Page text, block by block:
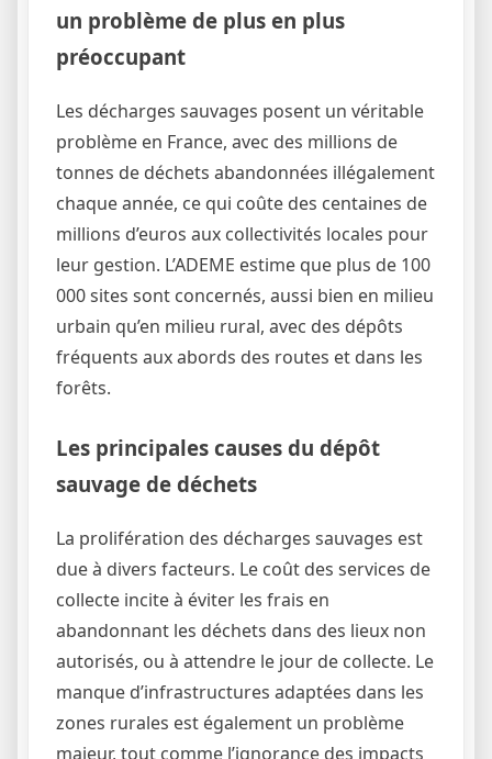
un problème de plus en plus
préoccupant
Les décharges sauvages posent un véritable
problème en France, avec des millions de
tonnes de déchets abandonnées illégalement
chaque année, ce qui coûte des centaines de
millions d’euros aux collectivités locales pour
leur gestion. L’ADEME estime que plus de 100
000 sites sont concernés, aussi bien en milieu
urbain qu’en milieu rural, avec des dépôts
fréquents aux abords des routes et dans les
forêts.
Les principales causes du dépôt
sauvage de déchets
La prolifération des décharges sauvages est
due à divers facteurs. Le coût des services de
collecte incite à éviter les frais en
abandonnant les déchets dans des lieux non
autorisés, ou à attendre le jour de collecte. Le
manque d’infrastructures adaptées dans les
zones rurales est également un problème
majeur, tout comme l’ignorance des impacts